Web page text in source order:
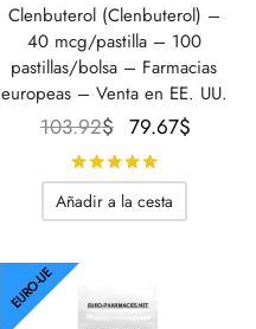
Clenbuterol (Clenbuterol) –
40 mcg/pastilla – 100
pastillas/bolsa – Farmacias
europeas – Venta en EE. UU.
103.92$ El precio
original
era:
103.92$.
79.67$
Añadir a la cesta
EURO-UE